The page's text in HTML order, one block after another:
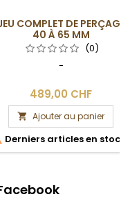
COMPLET DE PERÇAGE
40 À 65 MM
(0)
-
489,00 CHF
 Ajouter au panier
Derniers articles en stock